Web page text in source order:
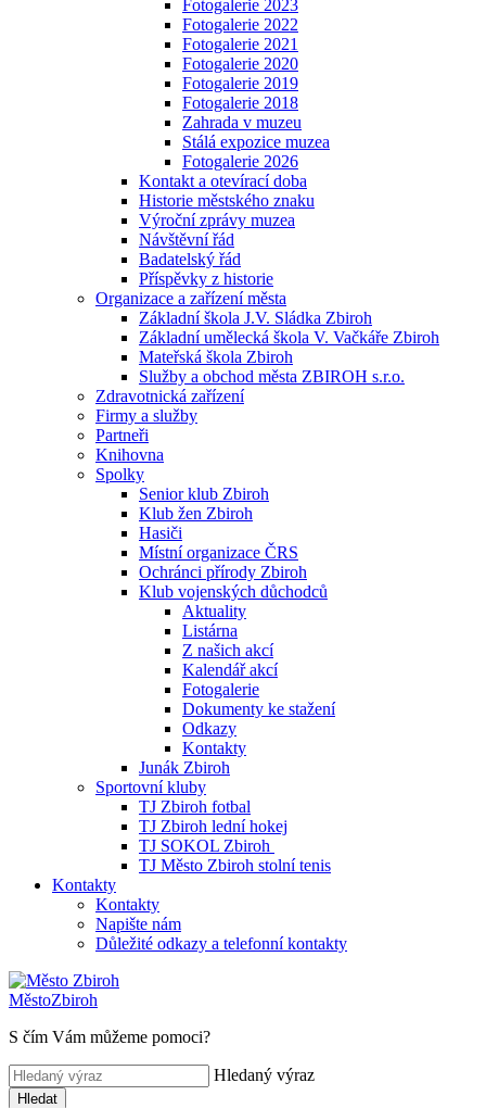
Fotogalerie 2023
Fotogalerie 2022
Fotogalerie 2021
Fotogalerie 2020
Fotogalerie 2019
Fotogalerie 2018
Zahrada v muzeu
Stálá expozice muzea
Fotogalerie 2026
Kontakt a otevírací doba
Historie městského znaku
Výroční zprávy muzea
Návštěvní řád
Badatelský řád
Příspěvky z historie
Organizace a zařízení města
Základní škola J.V. Sládka Zbiroh
Základní umělecká škola V. Vačkáře Zbiroh
Mateřská škola Zbiroh
Služby a obchod města ZBIROH s.r.o.
Zdravotnická zařízení
Firmy a služby
Partneři
Knihovna
Spolky
Senior klub Zbiroh
Klub žen Zbiroh
Hasiči
Místní organizace ČRS
Ochránci přírody Zbiroh
Klub vojenských důchodců
Aktuality
Listárna
Z našich akcí
Kalendář akcí
Fotogalerie
Dokumenty ke stažení
Odkazy
Kontakty
Junák Zbiroh
Sportovní kluby
TJ Zbiroh fotbal
TJ Zbiroh lední hokej
TJ SOKOL Zbiroh
TJ Město Zbiroh stolní tenis
Kontakty
Kontakty
Napište nám
Důležité odkazy a telefonní kontakty
MěstoZbiroh
S čím Vám můžeme pomoci?
Hledaný výraz
Hledat